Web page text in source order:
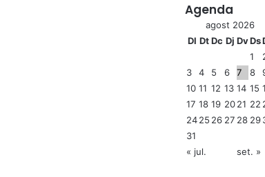
Agenda
agost 2026
Dl Dt Dc Dj DvDs
1
3
4 5 6 7 8
10 11 12 13 14 15
17 18 19 2021 22
2425 26 27 28 29
31
« jul.
set. »